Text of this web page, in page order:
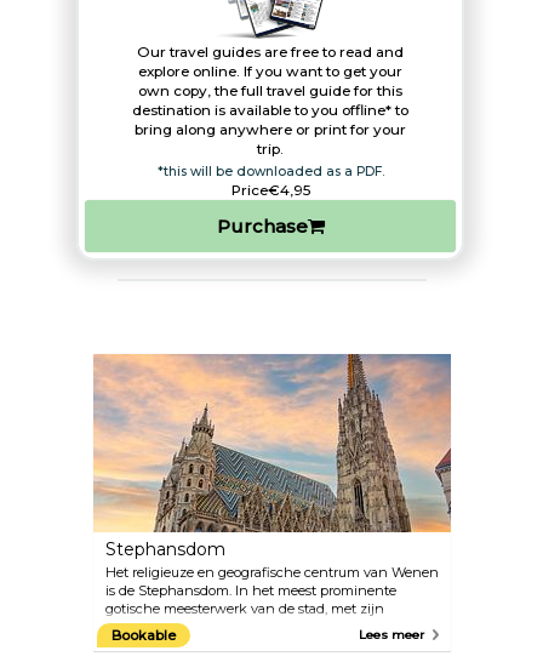
Our travel guides are free to read and
explore online. If you want to get your
own copy, the full travel guide for this
destination is available to you offline* to
bring along anywhere or print for your
trip.​
*this will be downloaded as a PDF.
Price€4,95
Purchase
Stephansdom
Het religieuze en geografische centrum van Wenen
is de Stephansdom. In het meest prominente
gotische meesterwerk van de stad, met zijn
prachtige pannendak en stenen interieurs, zijn in
feite veel kunstwerken uit verschillende periodes
Bookable Lees meer